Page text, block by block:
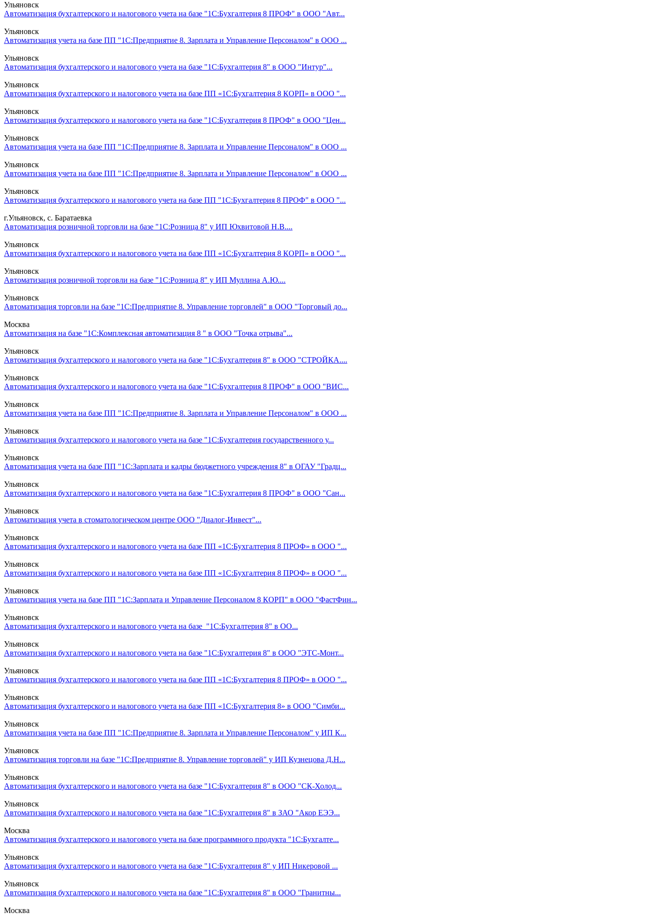
Ульяновск
Автоматизация бухгалтерского и налогового учета на базе "1С:Бухгалтерия 8 ПРОФ" в ООО "Авт...
Ульяновск
Автоматизация учета на базе ПП "1С:Предприятие 8. Зарплата и Управление Персоналом" в ООО ...
Ульяновск
Автоматизация бухгалтерского и налогового учета на базе "1С:Бухгалтерия 8" в ООО "Интур"...
Ульяновск
Автоматизация бухгалтерского и налогового учета на базе ПП «1С:Бухгалтерия 8 КОРП» в ООО "...
Ульяновск
Автоматизация бухгалтерского и налогового учета на базе "1С:Бухгалтерия 8 ПРОФ" в ООО "Цен...
Ульяновск
Автоматизация учета на базе ПП "1С:Предприятие 8. Зарплата и Управление Персоналом" в ООО ...
Ульяновск
Автоматизация учета на базе ПП "1С:Предприятие 8. Зарплата и Управление Персоналом" в ООО ...
Ульяновск
Автоматизация бухгалтерского и налогового учета на базе ПП "1С:Бухгалтерия 8 ПРОФ" в ООО "...
г.Ульяновск, с. Баратаевка
Автоматизация розничной торговли на базе "1С:Розница 8" у ИП Юхвитовой Н.В....
Ульяновск
Автоматизация бухгалтерского и налогового учета на базе ПП «1С:Бухгалтерия 8 КОРП» в ООО "...
Ульяновск
Автоматизация розничной торговли на базе "1С:Розница 8" у ИП Муллина А.Ю....
Ульяновск
Автоматизация торговли на базе "1С:Предприятие 8. Управление торговлей" в ООО "Торговый до...
Москва
Автоматизация на базе "1С:Комплексная автоматизация 8 " в ООО "Точка отрыва"...
Ульяновск
Автоматизация бухгалтерского и налогового учета на базе "1С:Бухгалтерия 8" в ООО "СТРОЙКА....
Ульяновск
Автоматизация бухгалтерского и налогового учета на базе "1С:Бухгалтерия 8 ПРОФ" в ООО "ВИС...
Ульяновск
Автоматизация учета на базе ПП "1С:Предприятие 8. Зарплата и Управление Персоналом" в ООО ...
Ульяновск
Автоматизация бухгалтерского и налогового учета на базе "1С:Бухгалтерия государственного у...
Ульяновск
Автоматизация учета на базе ПП "1С:Зарплата и кадры бюджетного учреждения 8" в ОГАУ "Градц...
Ульяновск
Автоматизация бухгалтерского и налогового учета на базе "1С:Бухгалтерия 8 ПРОФ" в ООО "Сан...
Ульяновск
Автоматизация учета в стоматологическом центре ООО "Диалог-Инвест"...
Ульяновск
Автоматизация бухгалтерского и налогового учета на базе ПП «1С:Бухгалтерия 8 ПРОФ» в ООО "...
Ульяновск
Автоматизация бухгалтерского и налогового учета на базе ПП «1С:Бухгалтерия 8 ПРОФ» в ООО "...
Ульяновск
Автоматизация учета на базе ПП "1С:Зарплата и Управление Персоналом 8 КОРП" в ООО "ФастФин...
Ульяновск
Автоматизация бухгалтерского и налогового учета на базе "1С:Бухгалтерия 8" в ОО...
Ульяновск
Автоматизация бухгалтерского и налогового учета на базе "1С:Бухгалтерия 8" в ООО "ЭТС-Монт...
Ульяновск
Автоматизация бухгалтерского и налогового учета на базе ПП «1С:Бухгалтерия 8 ПРОФ» в ООО "...
Ульяновск
Автоматизация бухгалтерского и налогового учета на базе ПП «1С:Бухгалтерия 8» в ООО "Симби...
Ульяновск
Автоматизация учета на базе ПП "1С:Предприятие 8. Зарплата и Управление Персоналом" у ИП К...
Ульяновск
Автоматизация торговли на базе "1С:Предприятие 8. Управление торговлей" у ИП Кузнецова Д.Н...
Ульяновск
Автоматизация бухгалтерского и налогового учета на базе "1С:Бухгалтерия 8" в ООО "СК-Холод...
Ульяновск
Автоматизация бухгалтерского и налогового учета на базе "1С:Бухгалтерия 8" в ЗАО "Акор ЕЭЭ...
Москва
Автоматизация бухгалтерского и налогового учета на базе программного продукта "1С:Бухгалте...
Ульяновск
Автоматизация бухгалтерского и налогового учета на базе "1С:Бухгалтерия 8" у ИП Никеровой ...
Ульяновск
Автоматизация бухгалтерского и налогового учета на базе "1С:Бухгалтерия 8" в ООО "Гранитны...
Москва